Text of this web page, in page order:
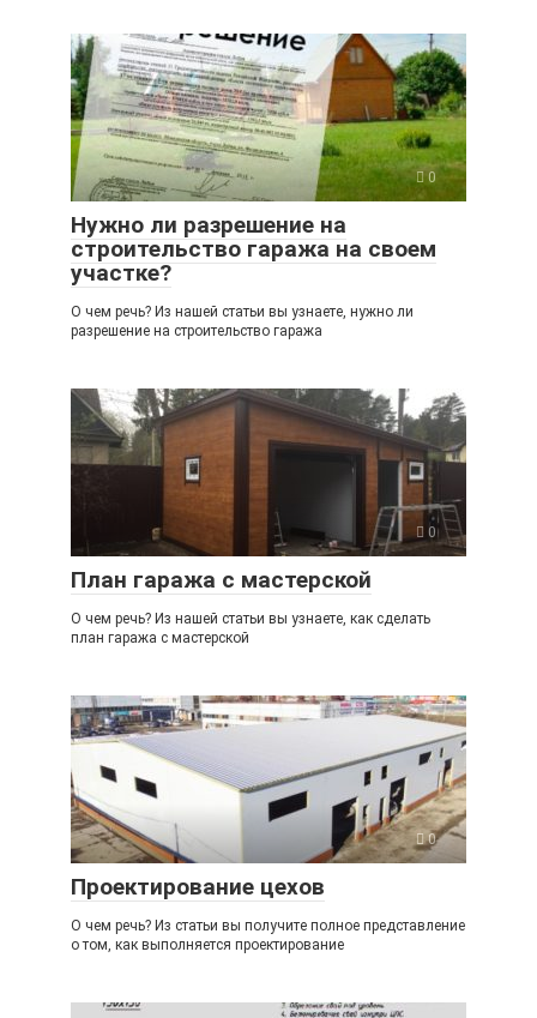
0
Нужно ли разрешение на
строительство гаража на своем
участке?
О чем речь? Из нашей статьи вы узнаете, нужно ли
разрешение на строительство гаража
0
План гаража с мастерской
О чем речь? Из нашей статьи вы узнаете, как сделать
план гаража с мастерской
0
Проектирование цехов
О чем речь? Из статьи вы получите полное представление
о том, как выполняется проектирование